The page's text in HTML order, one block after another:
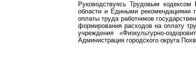
Руководствуясь Трудовым кодексом
области и Едиными рекомендациями
оплаты труда работников
формирования расходов на оплату
учреждения «Физкультурно-
Администрация городского округа